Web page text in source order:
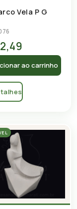
Vela P G
ao carrinho